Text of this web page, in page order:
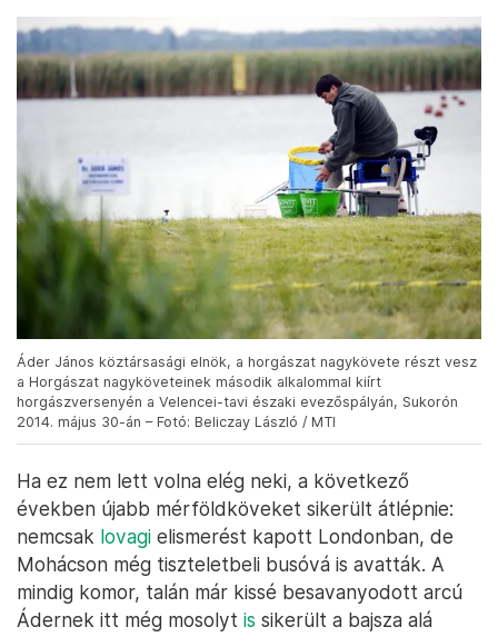
Áder János köztársasági elnök, a horgászat nagykövete részt vesz
a Horgászat nagyköveteinek második alkalommal kiírt
horgászversenyén a Velencei-tavi északi evezőspályán, Sukorón
2014. május 30-án – Fotó: Beliczay László / MTI
Ha ez nem lett volna elég neki, a következő
években újabb mérföldköveket sikerült átlépnie:
nemcsak lovagi elismerést kapott Londonban, de
Mohácson még tiszteletbeli busóvá is avatták. A
mindig komor, talán már kissé besavanyodott arcú
Ádernek itt még mosolyt is sikerült a bajsza alá